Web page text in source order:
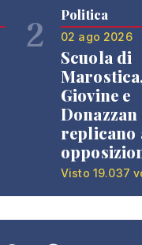
2 Politica
02 ago 2026
Scuola di
Giovine e
Donazzan
replicano
Visto 19.037